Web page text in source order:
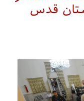
قدس